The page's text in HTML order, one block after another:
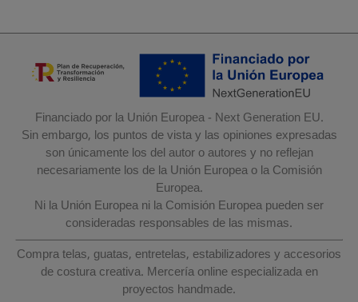
Financiado por la Unión Europea - Next Generation EU.
Sin embargo, los puntos de vista y las opiniones expresadas
son únicamente los del autor o autores y no reflejan
necesariamente los de la Unión Europea o la Comisión
Europea.
Ni la Unión Europea ni la Comisión Europea pueden ser
consideradas responsables de las mismas.
Compra telas, guatas, entretelas, estabilizadores y accesorios
de costura creativa. Mercería online especializada en
proyectos handmade.